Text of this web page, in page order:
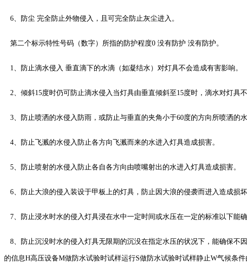
6、防尘 完全防止外物侵入，且可完全防止灰尘进入。
第二个标示特性号码（数字）所指的防护程度0 没有防护 没有防护。
1、防止滴水侵入 垂直滴下的水滴（如凝结水）对灯具不会造成有害影响。
2、倾斜15度时仍可防止滴水侵入当灯具由垂直倾斜至15度时，滴水对灯具不
3、防止喷洒的水侵入防雨，或防止与垂直的夹角小于60度的方向所喷洒的水
4、防止飞溅的水侵入防止各方向飞溅而来的水进入灯具造成损害。
5、防止喷射的水侵入防止各自各方向由喷嘴射出的水进入灯具造成损害。
6、防止大浪的侵入装设于甲板上的灯具，防止因大浪的侵袭而进入造成损坏
7、防止浸水时水的侵入灯具浸在水中一定时间或水压在一定的标准以下能
8、防止沉没时水的侵入灯具无限期的沉没在指定水压的状况下，能确保不
的信息H高压设备M做防水试验时试样运行S做防水试验时试样静止W气候条件